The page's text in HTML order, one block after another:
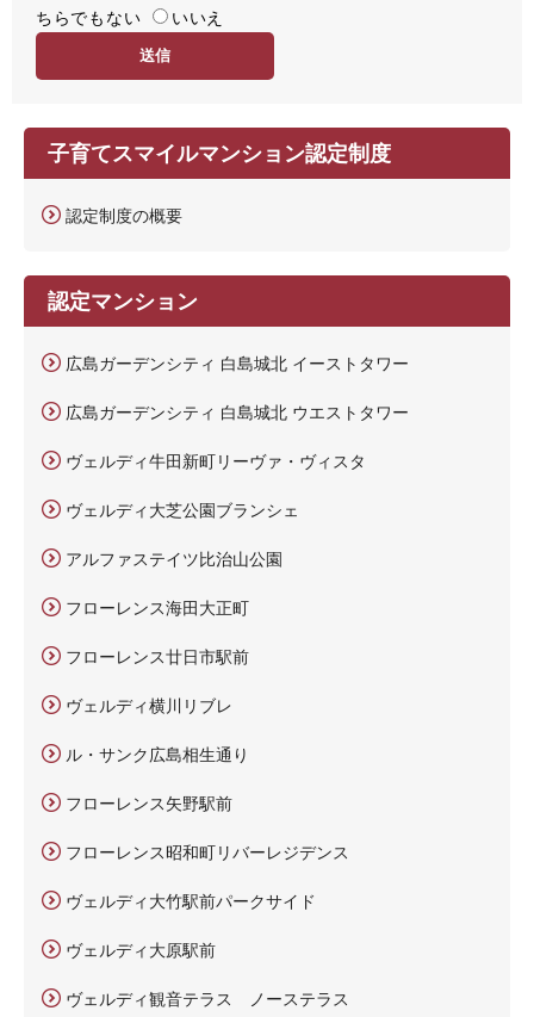
易
ちらでもない
いいえ
子育てスマイルマンション認定制度
認定制度の概要
認定マンション
広島ガーデンシティ 白島城北 イーストタワー
広島ガーデンシティ 白島城北 ウエストタワー
ヴェルディ牛田新町リーヴァ・ヴィスタ
ヴェルディ大芝公園ブランシェ
アルファステイツ比治山公園
フローレンス海田大正町
フローレンス廿日市駅前
ヴェルディ横川リブレ
ル・サンク広島相生通り
フローレンス矢野駅前
フローレンス昭和町リバーレジデンス
ヴェルディ大竹駅前パークサイド
ヴェルディ大原駅前
ヴェルディ観音テラス ノーステラス